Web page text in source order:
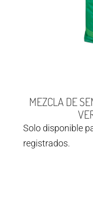
MEZCLA DE
Solo disponible
registrados.